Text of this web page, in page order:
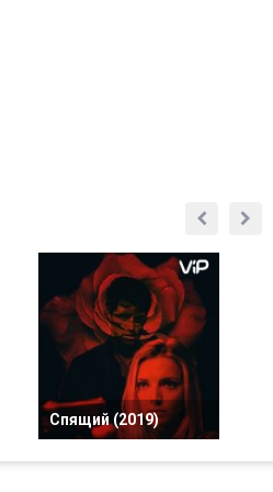
Спящий (2019)